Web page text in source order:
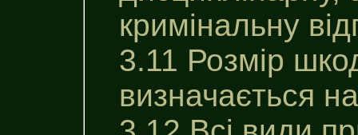
кримінальну
3.11 Розмір
визначається